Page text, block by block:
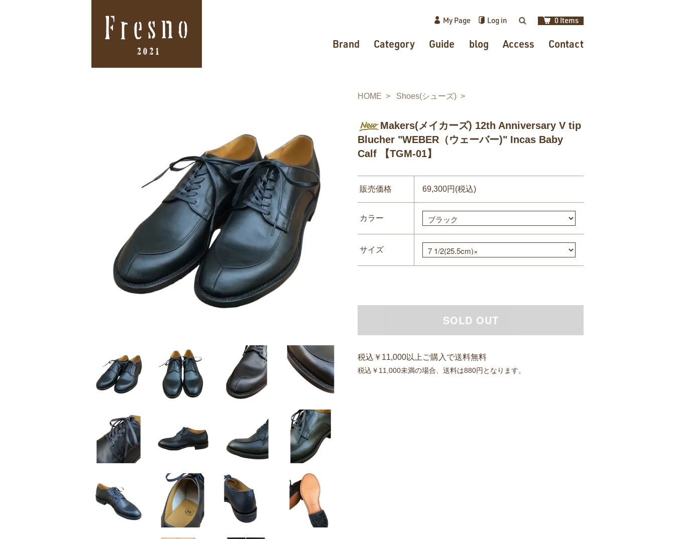
My Page Log in 0 Items
Brand Category Guide blog Access Contact
HOME Shoes(シューズ)
Makers(メイカーズ) 12th Anniversary V tip
Blucher "WEBER（ウェーバー)" Incas Baby
Calf 【TGM-01】
販売価格 69,300円(税込)
カラー
サイズ
SOLD OUT
税込￥11,000以上ご購入で送料無料
税込￥11,000未満の場合、送料は880円となります。